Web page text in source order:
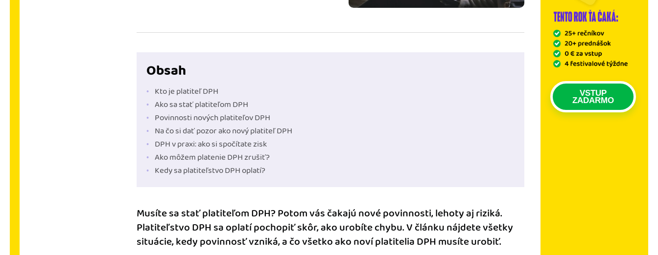
VSTUP
ZADARMO
Obsah
Kto je platiteľ DPH
Ako sa stať platiteľom DPH
Povinnosti nových platiteľov DPH
Na čo si dať pozor ako nový platiteľ DPH
DPH v praxi: ako si spočítate zisk
Ako môžem platenie DPH zrušiť?
Kedy sa platiteľstvo DPH oplatí?
Musíte sa stať platiteľom DPH? Potom vás čakajú nové povinnosti, lehoty aj riziká.
Platiteľstvo DPH sa oplatí pochopiť skôr, ako urobíte chybu. V článku nájdete všetky
situácie, kedy povinnosť vzniká, a čo všetko ako noví platitelia DPH musíte urobiť.